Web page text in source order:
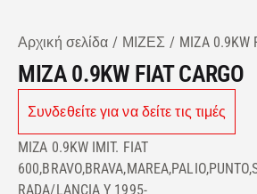
Αρχική σελίδα ΜΙΖΕΣ MIZA 0.9KW
MIZA 0.9KW FIAT CARGO
Συνδεθείτε για να δείτε τις τιμές
MIZA 0.9KW IMIT. FIAT
RADA/LANCIA Y 1995-